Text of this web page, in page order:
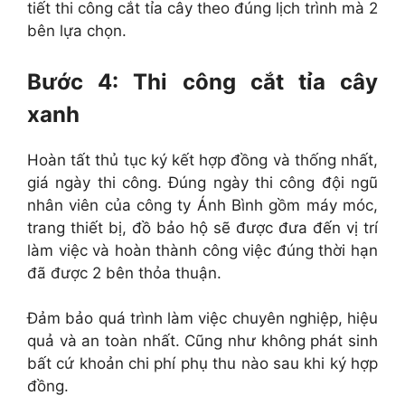
tiết thi công cắt tỉa cây theo đúng lịch trình mà 2
bên lựa chọn.
Bước 4: Thi công cắt tỉa cây
xanh
Hoàn tất thủ tục ký kết hợp đồng và thống nhất,
giá ngày thi công. Đúng ngày thi công đội ngũ
nhân viên của công ty Ánh Bình gồm máy móc,
trang thiết bị, đồ bảo hộ sẽ được đưa đến vị trí
làm việc và hoàn thành công việc đúng thời hạn
đã được 2 bên thỏa thuận.
Đảm bảo quá trình làm việc chuyên nghiệp, hiệu
quả và an toàn nhất. Cũng như không phát sinh
bất cứ khoản chi phí phụ thu nào sau khi ký hợp
đồng.